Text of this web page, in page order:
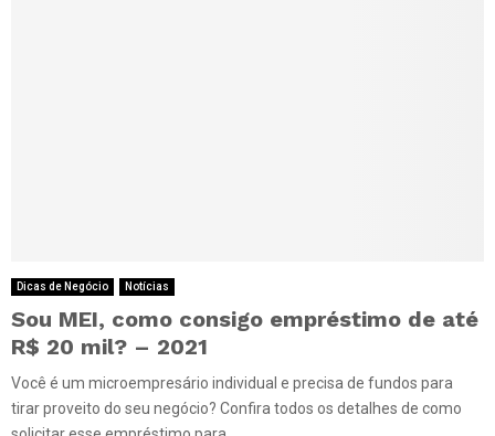
Dicas de Negócio Notícias
Sou MEI, como consigo empréstimo de até
R$ 20 mil? – 2021
Você é um microempresário individual e precisa de fundos para
tirar proveito do seu negócio? Confira todos os detalhes de como